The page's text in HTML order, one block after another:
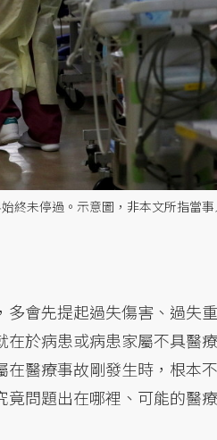
終未停過。示意圖，非本文所指當
會先提起過失傷害、過失
於病患或病患家屬不具醫
醫療事故剛發生時，根本
問題出在哪裡、可能的醫